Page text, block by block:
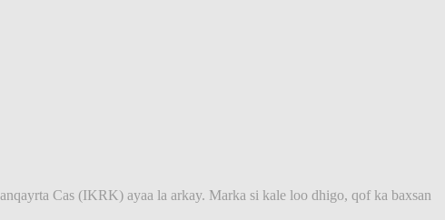
Cas (IKRK) ayaa la arkay. Marka si kale loo dhigo, qof ka baxsan